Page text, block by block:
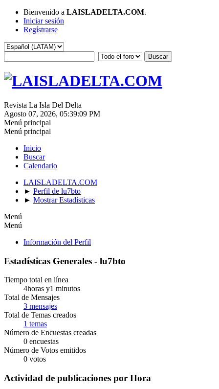
Bienvenido a LAISLADELTA.COM.
Iniciar sesión
Regístrarse
Revista La Isla Del Delta
Agosto 07, 2026, 05:39:09 PM
Menú principal
Menú principal
Inicio
Buscar
Calendario
LAISLADELTA.COM
► Perfil de lu7bto
► Mostrar Estadísticas
Menú
Menú
Información del Perfil
Estadísticas Generales - lu7bto
Tiempo total en línea
4horas y1 minutos
Total de Mensajes
3 mensajes
Total de Temas creados
1 temas
Número de Encuestas creadas
0 encuestas
Número de Votos emitidos
0 votos
Actividad de publicaciones por Hora